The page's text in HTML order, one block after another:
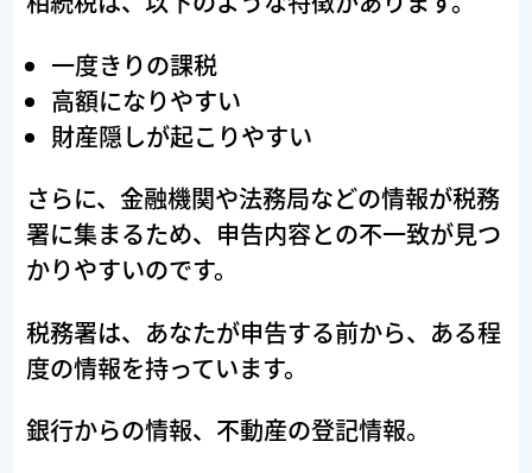
一度きりの課税
高額になりやすい
財産隠しが起こりやすい
さらに、金融機関や法務局などの情報が税務
署に集まるため、申告内容との不一致が見つ
かりやすいのです。
税務署は、あなたが申告する前から、ある程
度の情報を持っています。
銀行からの情報、不動産の登記情報。